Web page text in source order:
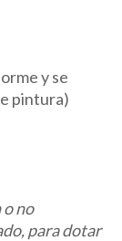
y se
pintura)
no
para dotar